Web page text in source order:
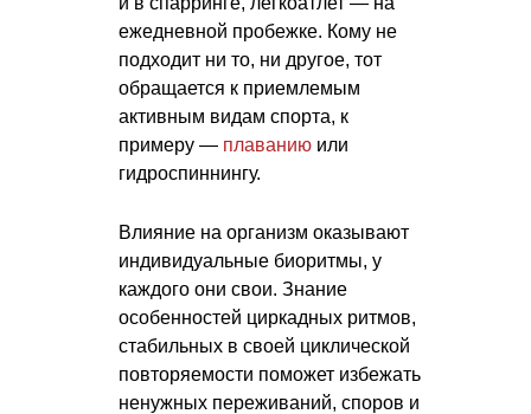
ежедневной пробежке. Кому не
подходит ни то, ни другое, тот
обращается к приемлемым
активным видам спорта, к
примеру — плаванию или
гидроспиннингу.
Влияние на организм оказывают
индивидуальные биоритмы, у
каждого они свои. Знание
особенностей циркадных ритмов,
стабильных в своей циклической
повторяемости поможет избежать
ненужных переживаний, споров и